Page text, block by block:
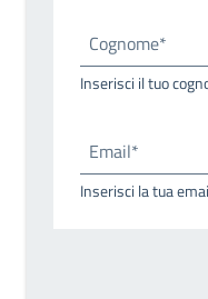
Cognome*
Inserisci il tuo
Email*
Inserisci la tua